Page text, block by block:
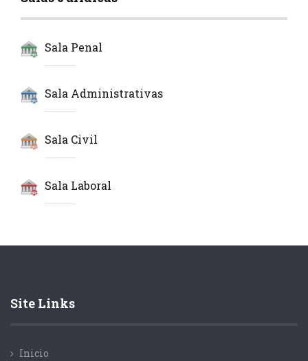
Sala Penal
Sala Administrativas
Sala Civil
Sala Laboral
Site Links
Inicio